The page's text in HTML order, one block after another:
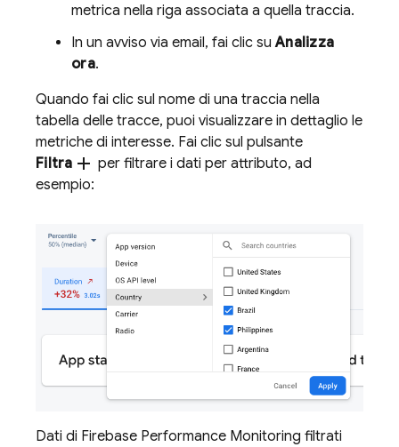
metrica nella riga associata a quella traccia.
In un avviso via email, fai clic suAnalizza
ora.
Quando fai clic sul nome di una traccia nella
tabella delle tracce, puoi visualizzare in dettaglio le
metriche di interesse. Fai clic sul pulsante
Filtra add per filtrare i dati per attributo, ad
esempio:
Dati di Firebase Performance Monitoring filtrati